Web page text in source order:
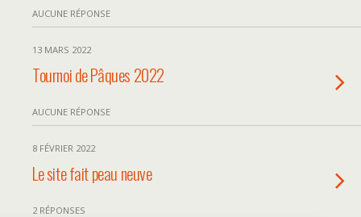
AUCUNE RÉPONSE
13 MARS 2022
Tournoi de Pâques 2022
AUCUNE RÉPONSE
8 FÉVRIER 2022
Le site fait peau neuve
2 RÉPONSES